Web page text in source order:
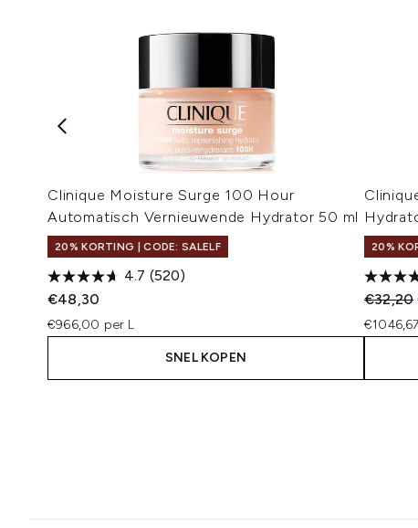
Clinique Moisture Surge 100 Hour
Automatisch Vernieuwende Hydrator 50 ml
20% KORTING | CODE: SALELF
4.7 (520)
€48,30
€966,00 per L
SNEL KOPEN
20%
€32,20